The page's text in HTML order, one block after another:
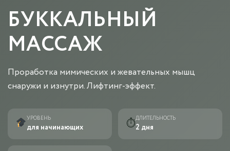
БУККАЛЬНЫЙ
МАССАЖ
Проработка мимических и жевательных мышц
снаружи и изнутри. Лифтинг-эффект.
УРОВЕНЬ
для начинающих ⏱ДЛИТЕЛЬНОСТЬ
2 дня